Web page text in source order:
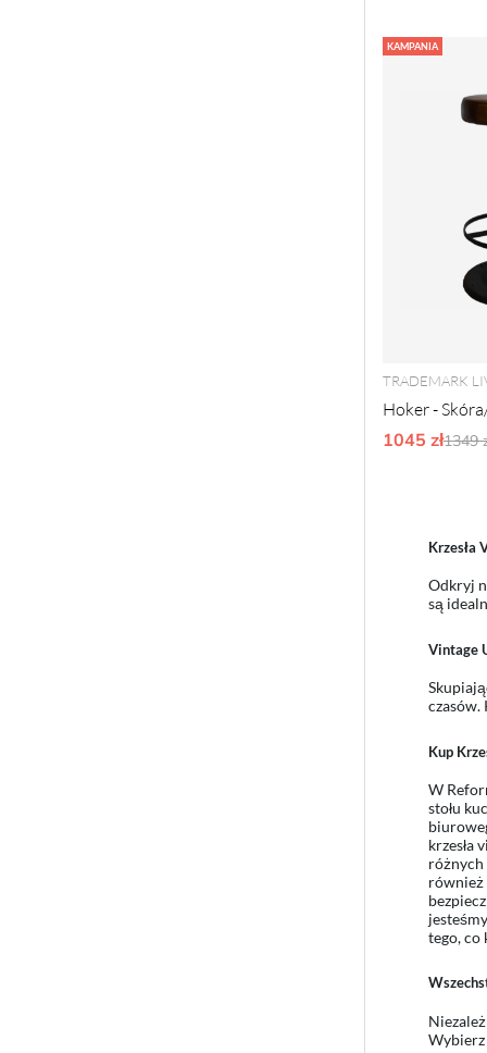
KAMPANIA
TRADEMARK
Hoker -
1045 zł1349
Krzesła
Odkryj
są
Vintage
czasów.
Kup
W
stołu
krzesła
różnych
również
tego, co
Wybierz